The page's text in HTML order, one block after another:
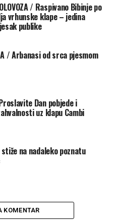
partiju o kojem svi u
DUH / Drugo po redu
/ Raspivano Bibinje po
vrhunske klape – jedina
publike
/ Arbanasi od srca pjesmom
Dan pobjede i
uz klapu Cambi
na nadaleko poznatu
KOMENTAR